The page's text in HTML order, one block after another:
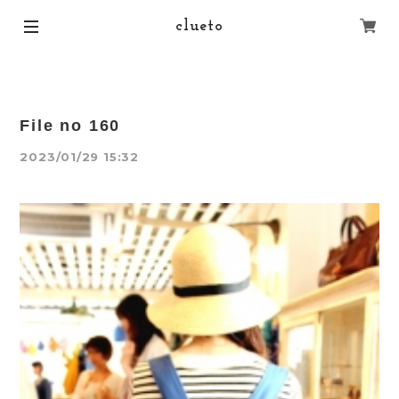
clueto
File no 160
2023/01/29 15:32